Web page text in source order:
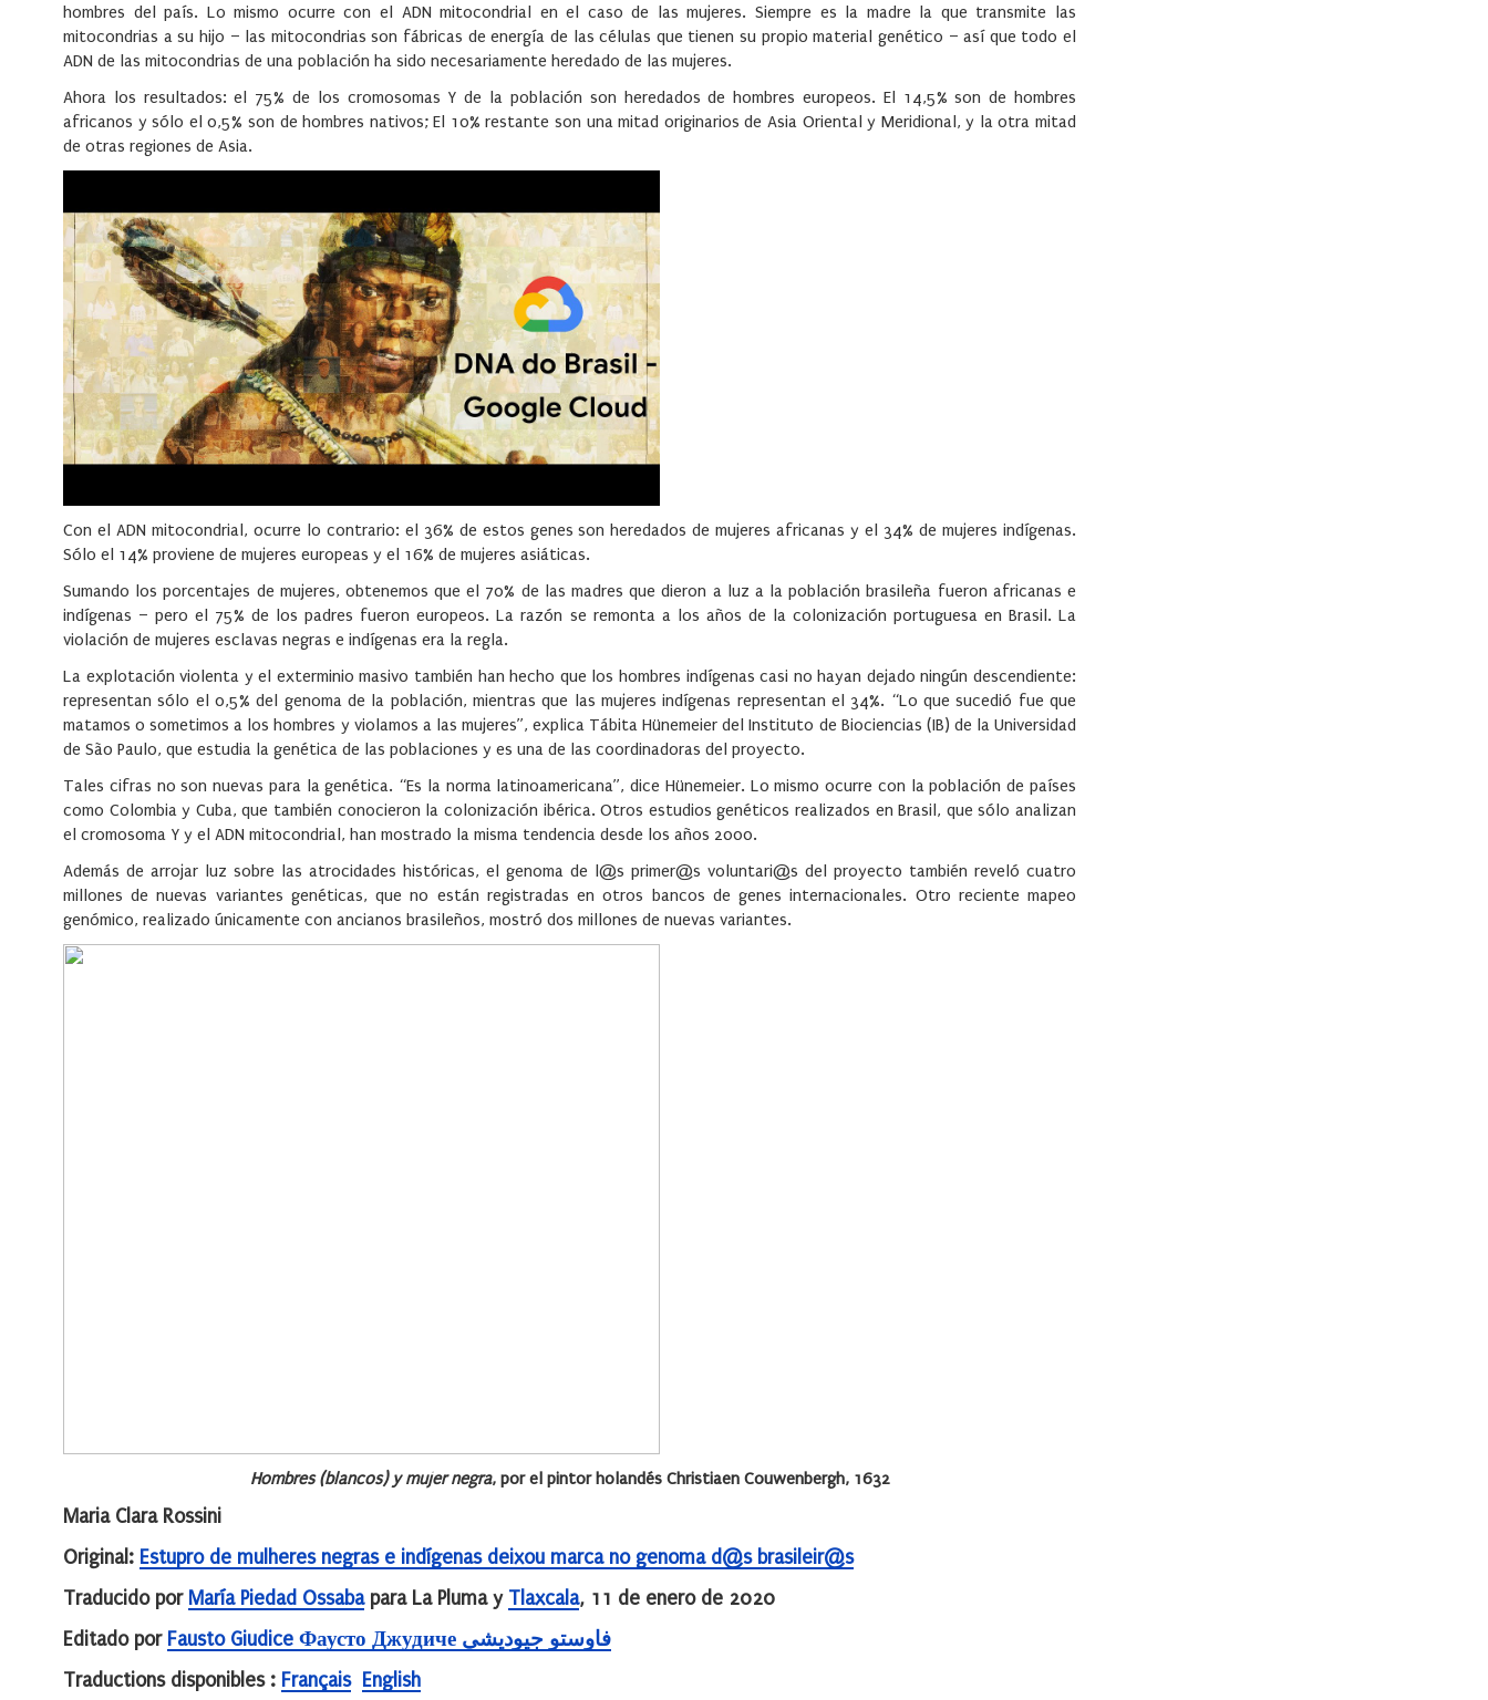
hombres del país. Lo mismo ocurre con el ADN mitocondrial en el caso de las mujeres. Siempre es la madre la que transmite las
mitocondrias a su hijo – las mitocondrias son fábricas de energía de las células que tienen su propio material genético – así que todo el
ADN de las mitocondrias de una población ha sido necesariamente heredado de las mujeres.
Ahora los resultados: el 75% de los cromosomas Y de la población son heredados de hombres europeos. El 14,5% son de hombres
africanos y sólo el 0,5% son de hombres nativos; El 10% restante son una mitad originarios de Asia Oriental y Meridional, y la otra mitad
de otras regiones de Asia.
Con el ADN mitocondrial, ocurre lo contrario: el 36% de estos genes son heredados de mujeres africanas y el 34% de mujeres indígenas.
Sólo el 14% proviene de mujeres europeas y el 16% de mujeres asiáticas.
Sumando los porcentajes de mujeres, obtenemos que el 70% de las madres que dieron a luz a la población brasileña fueron africanas e
indígenas – pero el 75% de los padres fueron europeos. La razón se remonta a los años de la colonización portuguesa en Brasil. La
violación de mujeres esclavas negras e indígenas era la regla.
La explotación violenta y el exterminio masivo también han hecho que los hombres indígenas casi no hayan dejado ningún descendiente:
representan sólo el 0,5% del genoma de la población, mientras que las mujeres indígenas representan el 34%. “Lo que sucedió fue que
matamos o sometimos a los hombres y violamos a las mujeres”, explica Tábita Hünemeier del Instituto de Biociencias (IB) de la Universidad
de São Paulo, que estudia la genética de las poblaciones y es una de las coordinadoras del proyecto.
Tales cifras no son nuevas para la genética. “Es la norma latinoamericana”, dice Hünemeier. Lo mismo ocurre con la población de países
como Colombia y Cuba, que también conocieron la colonización ibérica. Otros estudios genéticos realizados en Brasil, que sólo analizan
el cromosoma Y y el ADN mitocondrial, han mostrado la misma tendencia desde los años 2000.
Además de arrojar luz sobre las atrocidades históricas, el genoma de l@s primer@s voluntari@s del proyecto también reveló cuatro
millones de nuevas variantes genéticas, que no están registradas en otros bancos de genes internacionales. Otro reciente mapeo
genómico, realizado únicamente con ancianos brasileños, mostró dos millones de nuevas variantes.
Hombres (blancos) y mujer negra, por el pintor holandés Christiaen Couwenbergh, 1632
Maria Clara Rossini
Original: Estupro de mulheres negras e indígenas deixou marca no genoma d@s brasileir@s
Traducido por María Piedad Ossabapara La Pluma y Tlaxcala, 11 de enero de 2020
Editado por
Fausto Giudice Фаусто Джудиче فاوستو جيوديشي
Traductions disponibles : Français English